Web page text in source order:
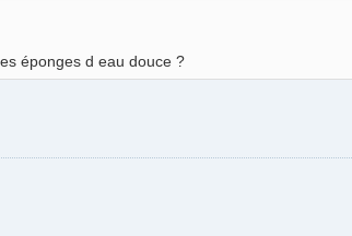
éponges d eau douce ?